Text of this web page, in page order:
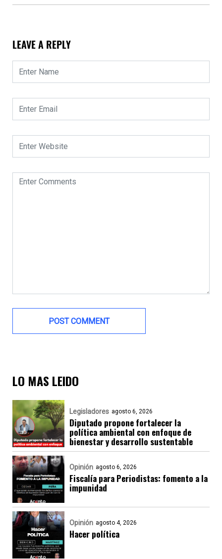
LEAVE A REPLY
LO MAS LEIDO
Legisladores agosto 6, 2026
Diputado propone fortalecer la
política ambiental con enfoque de
bienestar y desarrollo sustentable
Opinión agosto 6, 2026
Fiscalía para Periodistas: fomento a la
impunidad
Opinión agosto 4, 2026
Hacer política